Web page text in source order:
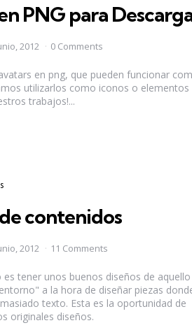
PNG para
2012 0 Comments
en png, que pueden funcionar
utilizarlos como iconos o elementos
trabajos!...
contenidos
2012 11 Comments
es tener unos buenos diseños de aquello
a la hora de diseñar piezas
texto. Esta es la oportunidad de
originales diseños.